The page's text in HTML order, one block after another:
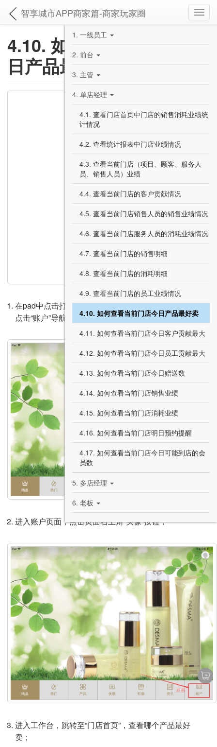
智享城市APP商家篇-商家玩家圈
4.10. 如何查看当前门店今
日产品最好卖
在pad中点击打开app，账号登录成功，至“精品”页面，
点击“账户”导航栏；
进入账户页面，点击页面右上角“头像”按钮；
进入工作台，跳转至“门店首页”，查看哪个产品最好
卖；
1. 一线员工
2. 前台
3. 主管
4. 单店经理
4.1. 查看门店首页中门店的销售消耗业绩统
计情况
4.2. 查看统计报表中门店业绩情况
4.3. 查看当前门店（项目、顾客、服务人
员、销售人员）业绩
4.4. 查看当前门店的客户贡献情况
4.5. 查看当前门店销售人员的销售业绩情况
4.6. 查看当前门店服务人员的消耗业绩情况
4.7. 查看当前门店的销售明细
4.8. 查看当前门店的消耗明细
4.9. 查看当前门店的员工业绩情况
4.10. 如何查看当前门店今日产品最好卖
4.11. 如何查看当前门店今日客户贡献最大
4.12. 如何查看当前门店今日员工贡献最大
4.13. 如何查看当前门店今日赠送数
4.14. 如何查看当前门店销售业绩
4.15. 如何查看当前门店消耗业绩
4.16. 如何查看当前门店明日预约提醒
4.17. 如何查看当前门店今日可能到店的会
员数
5. 多店经理
6. 老板